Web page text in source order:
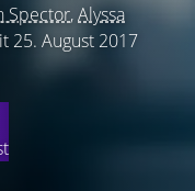
Spector,Alyssa
25. August 2017